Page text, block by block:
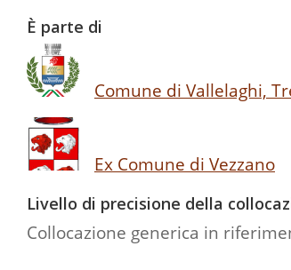
È parte di
Comune di Vallelaghi,
Ex Comune di Vezzano
Livello di precisione della
Collocazione generica in